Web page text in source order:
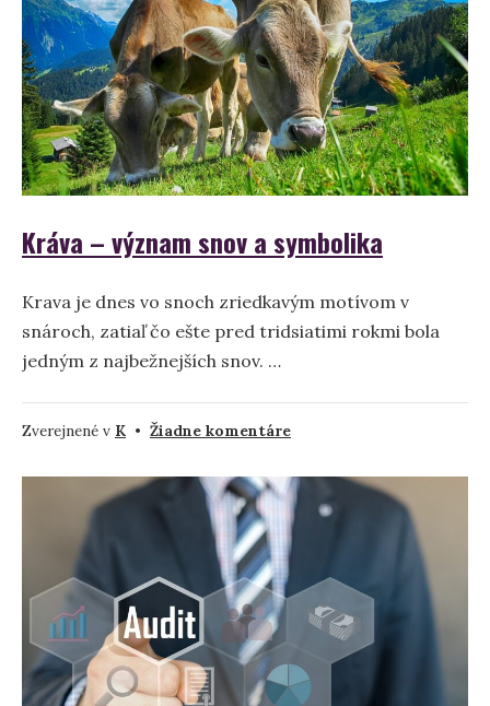
Kráva – význam snov a symbolika
Krava je dnes vo snoch zriedkavým motívom v
snároch, zatiaľ čo ešte pred tridsiatimi rokmi bola
jedným z najbežnejších snov. …
Zverejnené v K • Žiadne komentárena
–
význam
snov
a
symbolika